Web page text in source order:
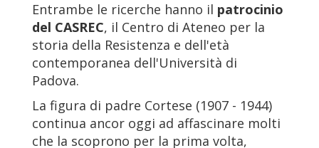
Entrambe le ricerche hanno il patrocinio
del CASREC, il Centro di Ateneo per la
storia della Resistenza e dell'età
contemporanea dell'Università di
Padova.
La figura di padre Cortese (1907 - 1944)
continua ancor oggi ad affascinare molti
che la scoprono per la prima volta,